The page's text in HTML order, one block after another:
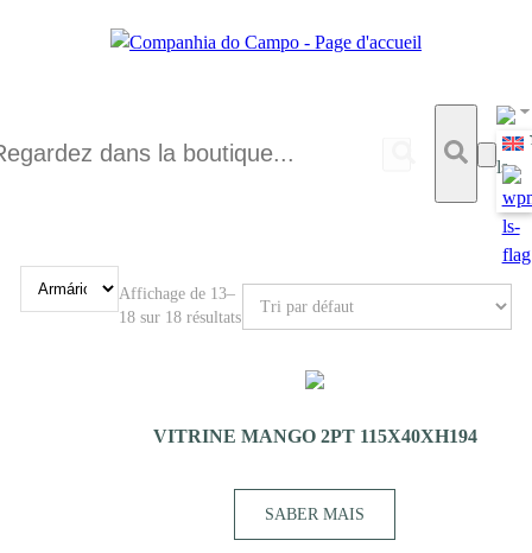
Affichage de 13–
18 sur 18 résultats
VITRINE MANGO 2PT 115X40XH194
SABER MAIS